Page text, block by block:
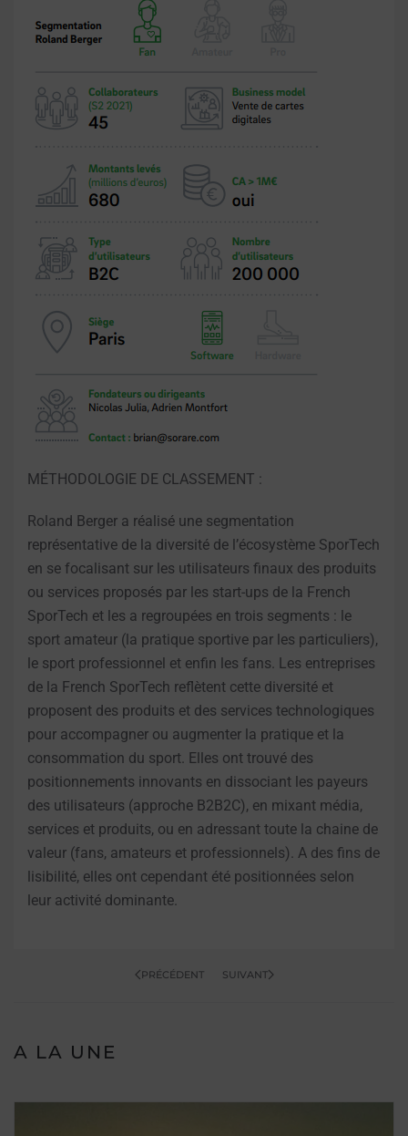
MÉTHODOLOGIE DE CLASSEMENT :
Roland Berger a réalisé une segmentation
représentative de la diversité de l’écosystème SporTech
en se focalisant sur les utilisateurs finaux des produits
ou services proposés par les start-ups de la French
SporTech et les a regroupées en trois segments : le
sport amateur (la pratique sportive par les particuliers),
le sport professionnel et enfin les fans. Les entreprises
de la French SporTech reflètent cette diversité et
proposent des produits et des services technologiques
pour accompagner ou augmenter la pratique et la
consommation du sport. Elles ont trouvé des
positionnements innovants en dissociant les payeurs
des utilisateurs (approche B2B2C), en mixant média,
services et produits, ou en adressant toute la chaine de
valeur (fans, amateurs et professionnels). A des fins de
lisibilité, elles ont cependant été positionnées selon
leur activité dominante.
PRÉCÉDENT SUIVANT
A LA UNE